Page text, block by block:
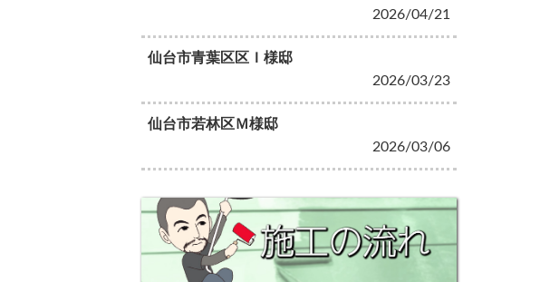
2026/04/21
仙台市青葉区区Ｉ様邸
2026/03/23
仙台市若林区Ｍ様邸
2026/03/06